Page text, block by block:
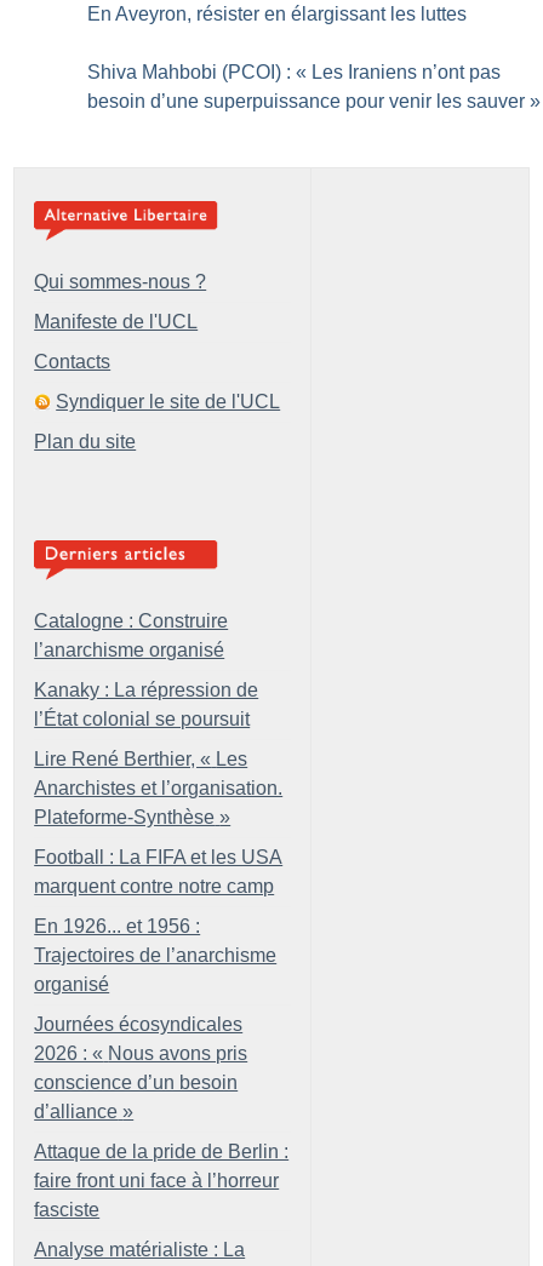
En Aveyron, résister en élargissant les luttes
Shiva Mahbobi (PCOI) : « Les Iraniens n’ont pas
besoin d’une superpuissance pour venir les sauver »
Qui sommes-nous ?
Manifeste de l'UCL
Contacts
Syndiquer le site de l'UCL
Plan du site
Catalogne : Construire
l’anarchisme organisé
Kanaky : La répression de
l’État colonial se poursuit
Lire René Berthier, « Les
Anarchistes et l’organisation.
Plateforme-Synthèse »
Football : La FIFA et les USA
marquent contre notre camp
En 1926... et 1956 :
Trajectoires de l’anarchisme
organisé
Journées écosyndicales
2026 : « Nous avons pris
conscience d’un besoin
d’alliance »
Attaque de la pride de Berlin :
faire front uni face à l’horreur
fasciste
Analyse matérialiste : La